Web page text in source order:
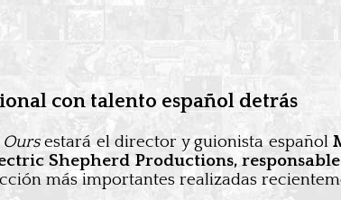
con talento español detrás
estará el director y guionista español
Shepherd Productions,
más importantes realizadas